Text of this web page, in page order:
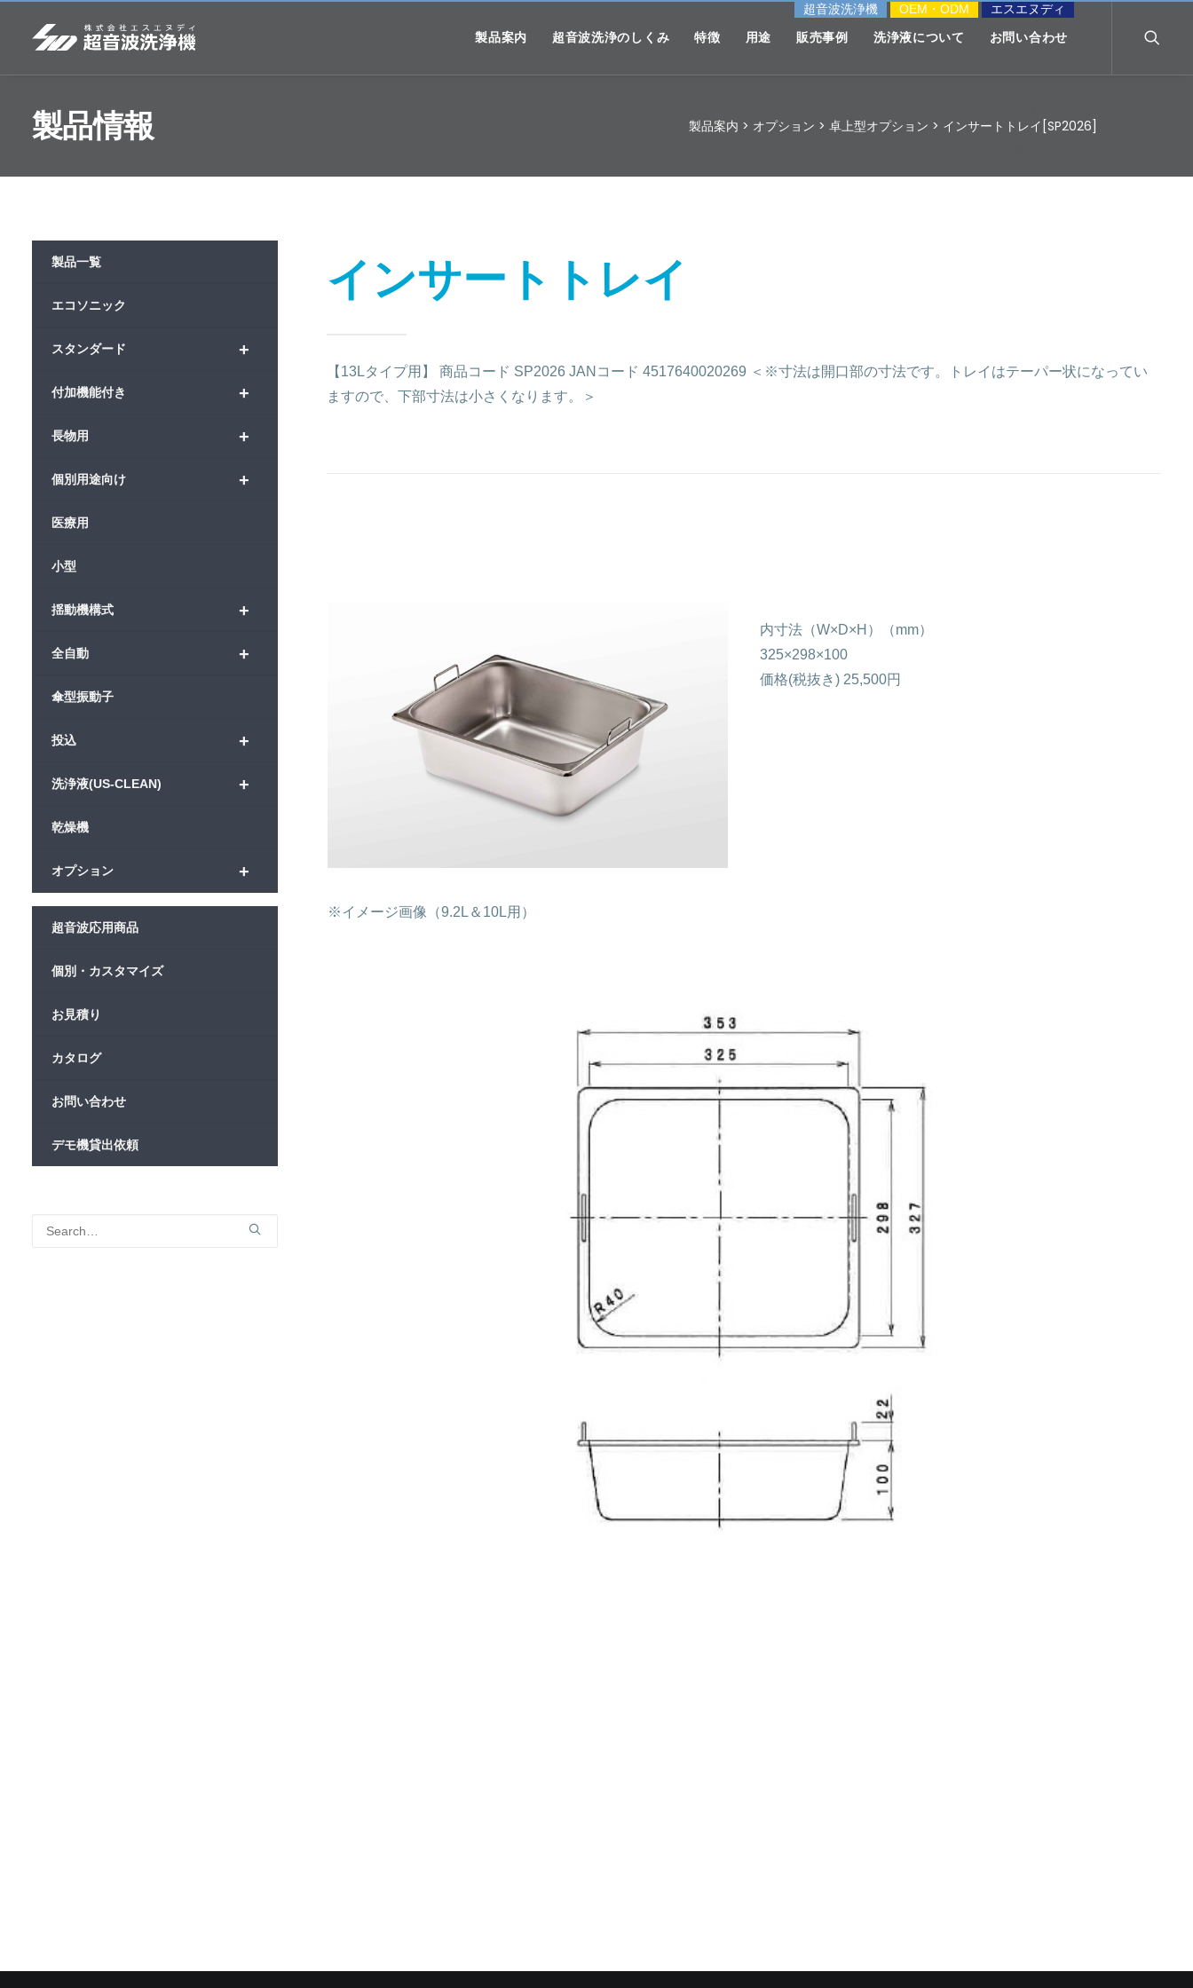
超音波洗浄機 OEM・ODM エスエヌディ
製品案内 超音波洗浄のしくみ 特徴 用途 販売事例 洗浄液について お問い合わせ
製品情報 製品案内 > オプション > 卓上型オプション > インサートトレイ[SP2026]
インサートトレイ
【13Lタイプ用】 商品コード SP2026 JANコード 4517640020269 ＜※寸法は開口部の寸法です。トレイはテーパー状になってい
ますので、下部寸法は小さくなります。＞
※イメージ画像（9.2L＆10L用）
内寸法（W×D×H）（mm）
325×298×100
価格(税抜き) 25,500円
製品一覧
エコソニック
+
スタンダード
+
付加機能付き
+
長物用
+
個別用途向け
医療用
小型
+
揺動機構式
+
全自動
傘型振動子
+
投込
+
洗浄液(US-CLEAN)
乾燥機
+
オプション
超音波応用商品
個別・カスタマイズ
お見積り
カタログ
お問い合わせ
デモ機貸出依頼